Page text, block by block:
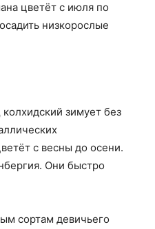
цветёт с июля по
низкорослые
зимует без
с весны до осени.
Они быстро
сортам девичьего